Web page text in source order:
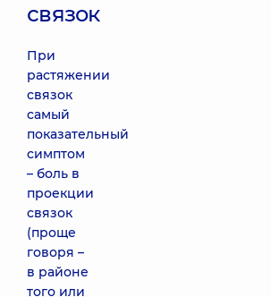
связок
При
растяжении
связок
самый
показательный
симптом
– боль в
проекции
связок
(проще
говоря –
в районе
того или